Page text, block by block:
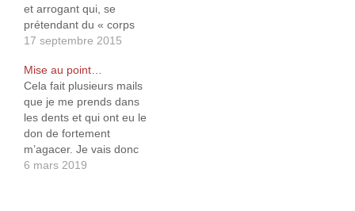
et arrogant qui, se
prétendant du « corps
médical » (mais dont
moindre diplôme !) et
sous le pseudo de «
distilbène17 », se
comporte comme un
parfait dictateur ! Cet
individu s'autorisant non-
seulement,…
17 septembre 2015
Mise au point…
Cela fait plusieurs mails
que je me prends dans
les dents et qui ont eu le
don de fortement
m’agacer. Je vais donc
faire une réponse globale
6 mars 2019